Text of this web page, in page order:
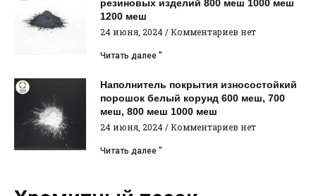
резиновых изделий 800 меш 1000 меш
1200 меш
24 июня, 2024
Комментариев нет
Читать далее "
Наполнитель покрытия износостойкий
порошок белый корунд 600 меш, 700
меш, 800 меш 1000 меш
24 июня, 2024
Комментариев нет
Читать далее "